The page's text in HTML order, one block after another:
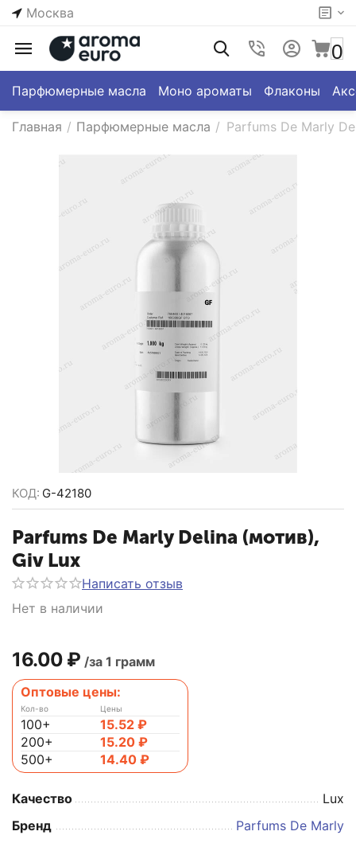
Москва
0
Парфюмерные масла Моно ароматы Флаконы
Главная / Парфюмерные масла / Parfums De Marly
КОД: G-42180
Parfums De Marly Delina (мотив),
Giv Lux
Написать отзыв
Нет в наличии
16.00 ₽ /за 1 грамм
Оптовые цены:
Кол-во
100+
200+
500+
Цены
15.52 ₽
15.20 ₽
14.40 ₽
Качество
Lux
Бренд
Parfums De Marly